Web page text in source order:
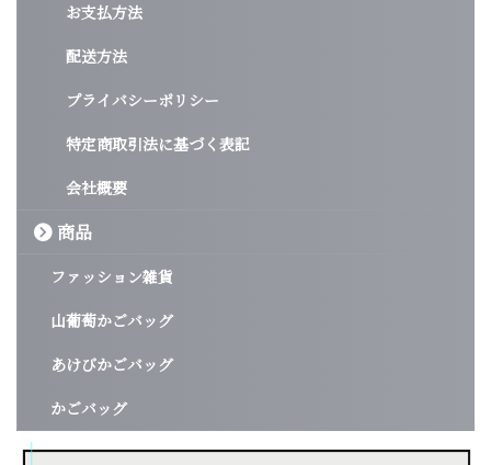
お支払方法
配送方法
プライバシーポリシー
特定商取引法に基づく表記
会社概要
商品
ファッション雑貨
山葡萄かごバッグ
あけびかごバッグ
かごバッグ